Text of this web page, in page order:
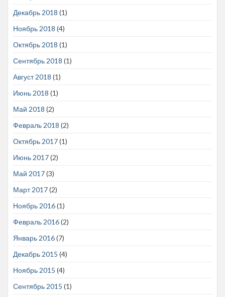
Декабрь 2018 (1)
Ноябрь 2018 (4)
Октябрь 2018 (1)
Сентябрь 2018 (1)
Август 2018 (1)
Июнь 2018 (1)
Май 2018 (2)
Февраль 2018 (2)
Октябрь 2017(1)
Июнь 2017(2)
Май 2017(3)
Март 2017(2)
Ноябрь 2016(1)
Февраль 2016(2)
Январь 2016(7)
Декабрь 2015 (4)
Ноябрь 2015 (4)
Сентябрь 2015 (1)